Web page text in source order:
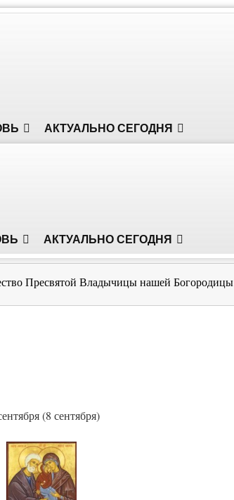
АКТУАЛЬНО СЕГОДНЯ
АКТУАЛЬНО СЕГОДНЯ
Пресвятой Владычицы нашей Богородицы
(8 сентября)